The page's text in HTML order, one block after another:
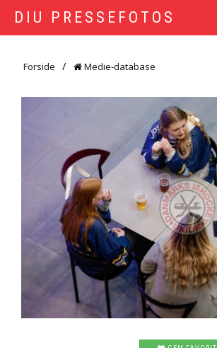
DIU PRESSEFOTOS
Forside Medie-database